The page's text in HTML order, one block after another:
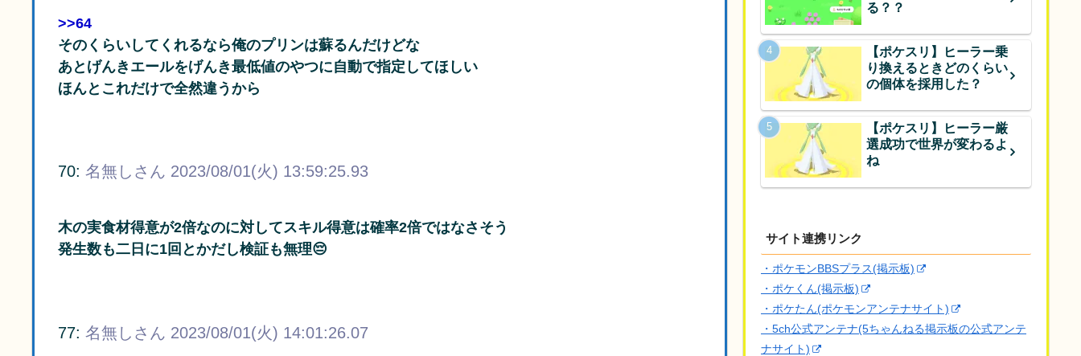
>>64
そのくらいしてくれるなら俺のプリンは蘇るんだけどな
あとげんきエールをげんき最低値のやつに自動で指定してほしい
ほんとこれだけで全然違うから
70: 名無しさん 2023/08/01(火) 13:59:25.93
木の実食材得意が2倍なのに対してスキル得意は確率2倍ではなさそう
発生数も二日に1回とかだし検証も無理😔
77: 名無しさん 2023/08/01(火) 14:01:26.07
る？？
【ポケスリ】ヒーラー乗
り換えるときどのくらい
の個体を採用した？
【ポケスリ】ヒーラー厳
選成功で世界が変わるよ
ね
サイト連携リンク
・ポケモンBBSプラス(掲示板)
・ポケくん(掲示板)
・ポケたん(ポケモンアンテナサイト)
・5ch公式アンテナ(5ちゃんねる掲示板の公式アンテ
ナサイト)